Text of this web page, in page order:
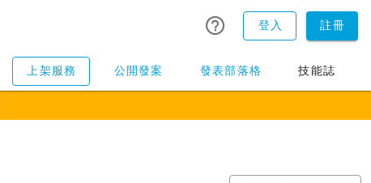
登入 註冊
上架服務 公開發案 發表部落格 技能誌